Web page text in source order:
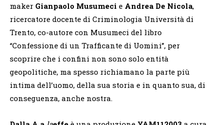
maker Gianpaolo Musumeci e Andrea De Nicola,
ricercatore docente di Criminologia Università di
Trento, co-autore con Musumeci del libro
“Confessione di un Trafficante di Uomini”, per
scoprire che i confini non sono solo entità
geopolitiche, ma spesso richiamano la parte più
intima dell’uomo, della sua storia e in quanto sua, di
conseguenza, anche nostra.